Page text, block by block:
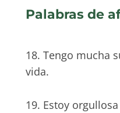
Palabras de
18. Tengo mucha
vida.
19. Estoy